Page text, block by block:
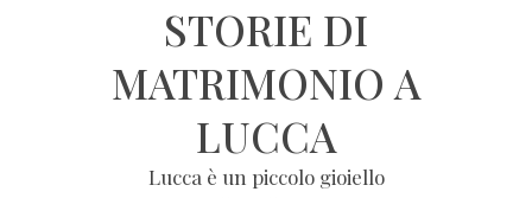
STORIE DI
MATRIMONIO A
LUCCA
Lucca è un piccolo gioiello